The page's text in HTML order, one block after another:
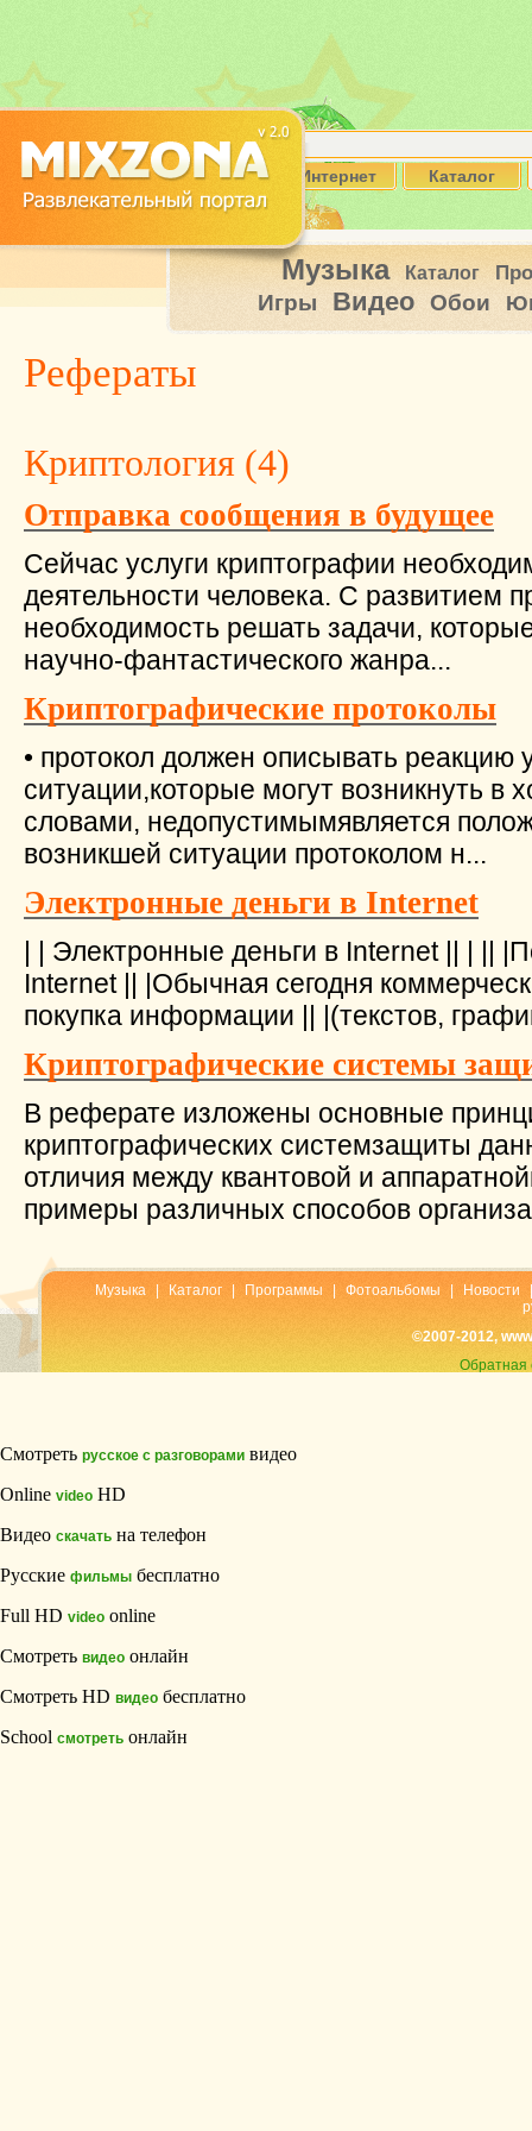
Интернет Каталог
Музыка Каталог
Игры Видео Обои
Рефераты
Криптология (4)
Отправка сообщения в будущее
Сейчас услуги криптографии
деятельности человека. С развитием
необходимость решать задачи,
научно-фантастического жанра...
Криптографические протоколы
• протокол должен описывать реакцию
ситуации,которые могут возникнуть в
словами, недопустимымявляется
возникшей ситуации протоколом н...
Электронные деньги в Internet
| | Электронные деньги в Internet || | ||
Internet || |Обычная сегодня
покупка информации || |(текстов,
Криптографические системы
В реферате изложены основные
криптографических системзащиты
отличия между квантовой и
примеры различных способов
Музыка Каталог Программы Фотоальбомы Новости
©2007-2012,
Обратная
Смотреть русское с разговорами видео
Online video HD
Видео скачать на телефон
Русские фильмы бесплатно
Full HD video online
Смотреть видео онлайн
Смотреть HD видео бесплатно
School смотреть онлайн